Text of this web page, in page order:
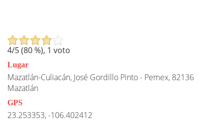
4/5 (80%), 1 voto
Lugar
Mazatlán-Culiacán, José Gordillo Pinto - Pemex, 82136
Mazatlán
GPS
23.253353, -106.402412